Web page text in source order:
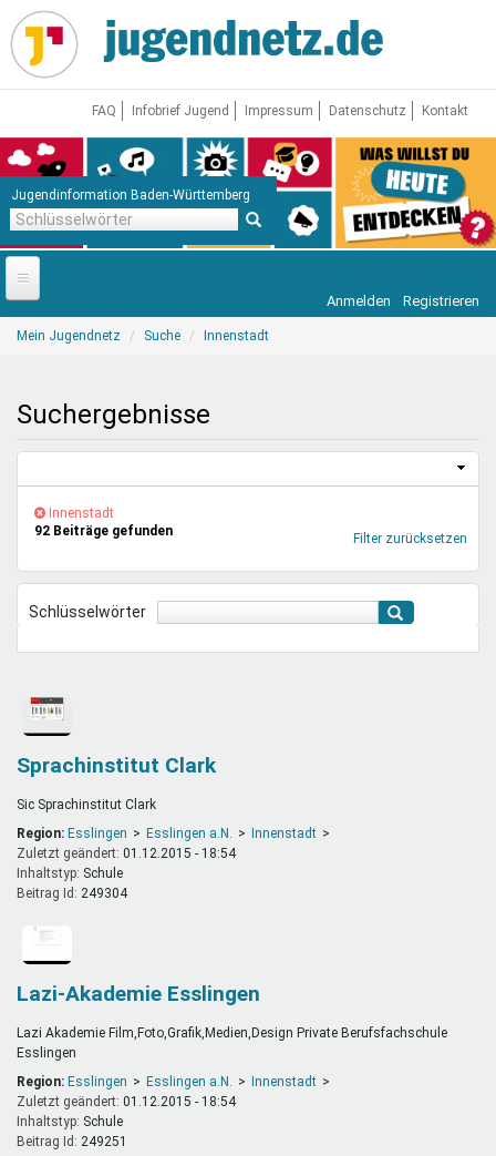
Direkt
zum
Inhalt
FAQ Infobrief Jugend Impressum Datenschutz Kontakt
Jugendinformation Baden-Württemberg
Startseite
Freizeit & Reisen
Mentoren & Projekte
Schule & Beruf
Anmelden Registrieren
Sie
Mein Jugendnetz Suche Innenstadt
Suchergebnisse
(-) Innenstadt-
Filter
Innenstadt
Filter zurücksetzen
92 Beiträge gefunden
Schlüsselwörter
Sprachinstitut Clark
Sic Sprachinstitut Clark
Region: Esslingen Esslingen a.N.
Innenstadt
Zuletzt geändert: 01.12.2015 - 18:54
Inhaltstyp:
schule
Beitrag Id: 249304
Lazi-Akademie Esslingen
Lazi Akademie Film,Foto,Grafik,Medien,Design Private Berufsfachschule
Esslingen
Region: Esslingen Esslingen a.N.
Innenstadt
Zuletzt geändert: 01.12.2015 - 18:54
Inhaltstyp:
schule
Beitrag Id: 249251